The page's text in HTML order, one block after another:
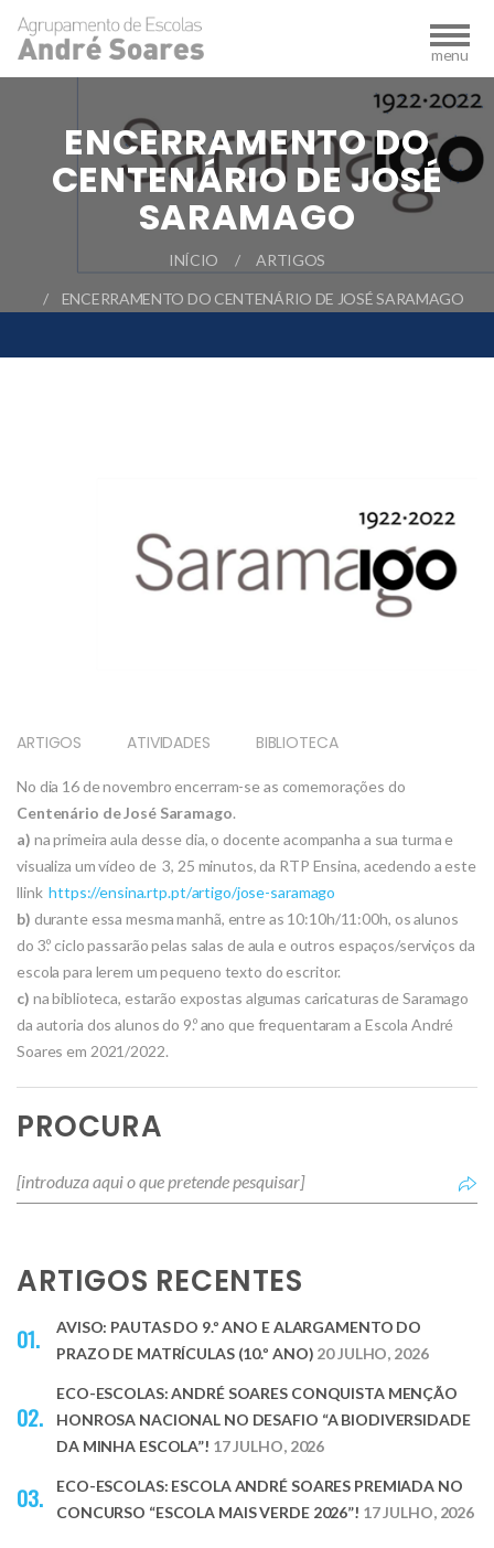
ENCERRAMENTO DO
CENTENÁRIO DE JOSÉ
SARAMAGO
INÍCIO ARTIGOS
ENCERRAMENTO DO CENTENÁRIO DE JOSÉ SARAMAGO
ARTIGOS ATIVIDADES BIBLIOTECA
No dia 16 de novembro encerram-se as comemorações do
Centenário de José Saramago.
a) na primeira aula desse dia, o docente acompanha a sua turma e
visualiza um vídeo de 3, 25 minutos, da RTP Ensina, acedendo a este
llinkhttps://ensina.rtp.pt/artigo/jose-saramago
b) durante essa mesma manhã, entre as 10:10h/11:00h, os alunos
do 3.º ciclo passarão pelas salas de aula e outros espaços/serviços da
escola para lerem um pequeno texto do escritor.
c) na biblioteca, estarão expostas algumas caricaturas de Saramago
da autoria dos alunos do 9.º ano que frequentaram a Escola André
Soares em 2021/2022.
PROCURA
ARTIGOS RECENTES
AVISO: PAUTAS DO 9.º ANO E ALARGAMENTO DO
PRAZO DE MATRÍCULAS (10.º ANO) 20 JULHO, 2026
ECO-ESCOLAS: ANDRÉ SOARES CONQUISTA MENÇÃO
HONROSA NACIONAL NO DESAFIO “A BIODIVERSIDADE
DA MINHA ESCOLA”! 17 JULHO, 2026
ECO-ESCOLAS: ESCOLA ANDRÉ SOARES PREMIADA NO
CONCURSO “ESCOLA MAIS VERDE 2026”! 17 JULHO, 2026